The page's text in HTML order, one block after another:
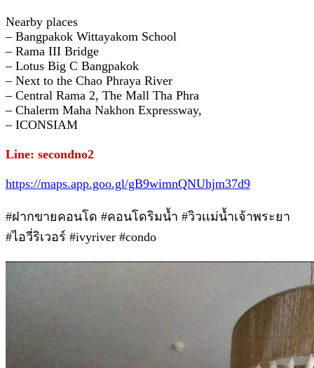
Nearby places
– Bangpakok Wittayakom School
– Rama III Bridge
– Lotus Big C Bangpakok
– Next to the Chao Phraya River
– Central Rama 2, The Mall Tha Phra
– Chalerm Maha Nakhon Expressway,
– ICONSIAM
Line: secondno2
https://maps.app.goo.gl/gB9wimnQNUhjm37d9
#ฝากขายคอนโด #คอนโดริมน้ำ #วิวเเม่น้ำเจ้าพระยา
#ไอวี่ริเวอร์ #ivyriver #condo